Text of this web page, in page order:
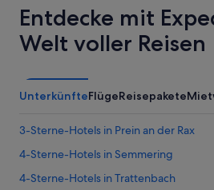
Entdecke mit
Welt voller Reisen
UnterkünfteFlügeReisepakete
3-Sterne-Hotels in Prein an der Rax
4-Sterne-Hotels in Semmering
4-Sterne-Hotels in Trattenbach